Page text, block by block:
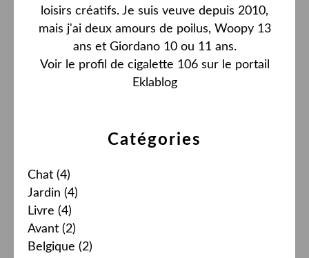
Catégories
Chat (4)
Jardin (4)
Livre (4)
Avant (2)
Belgique (2)
loisirs créatifs. Je suis veuve depuis 2010,
mais j'ai deux amours de poilus, Woopy 13
ans et Giordano 10 ou 11 ans.
Voir le profil de cigalette 106sur le portail
Eklablog